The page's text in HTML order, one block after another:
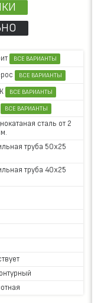
ВСЕ ВАРИАНТЫ
ВСЕ ВАРИАНТЫ
ВСЕ ВАРИАНТЫ
ВСЕ ВАРИАНТЫ
сталь от 2
труба 50х25
труба 40х25